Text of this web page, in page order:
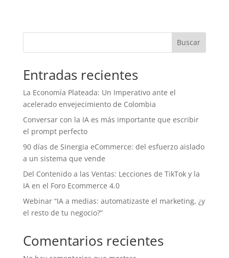
Buscar
Entradas recientes
La Economía Plateada: Un Imperativo ante el
acelerado envejecimiento de Colombia
Conversar con la IA es más importante que escribir
el prompt perfecto
90 días de Sinergia eCommerce: del esfuerzo aislado
a un sistema que vende
Del Contenido a las Ventas: Lecciones de TikTok y la
IA en el Foro Ecommerce 4.0
Webinar “IA a medias: automatizaste el marketing, ¿y
el resto de tu negocio?”
Comentarios recientes